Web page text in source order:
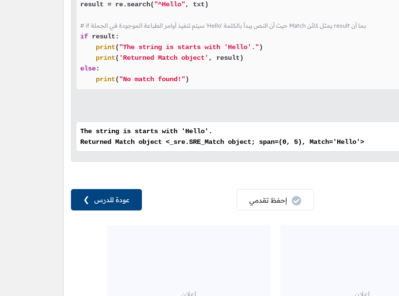
result = re.search("^Hello", txt)
# if سيتم تنفيذ أوامر الطباعة الموجودة في الجملة 'Hello' حيث أن النص يبدأ بالكلمة Match يمثل كائن result بما أن
if result:
print("The string is starts with 'Hello'.")
print( 'Returned Match object'
else:
print("No match found!")
The string is starts with 'Hello'.
Returned Match object <_sre.SRE_Match object; span=(0, 5), Match='Hello'>
عودة للدرس ❯ إحفظ تقدمي